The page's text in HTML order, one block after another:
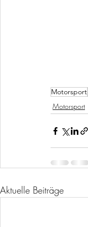
Motorsport
Motorsport
Aktuelle Beiträge